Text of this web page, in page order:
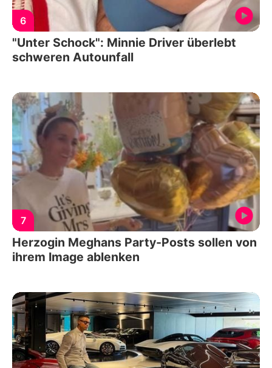
6
"Unter Schock": Minnie Driver überlebt
schweren Autounfall
7
Herzogin Meghans Party-Posts sollen von
ihrem Image ablenken